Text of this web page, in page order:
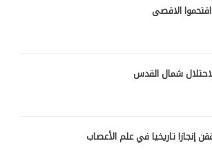
الاقصى
شمال القدس
إنجازا تاريخيا في علم الأعصاب